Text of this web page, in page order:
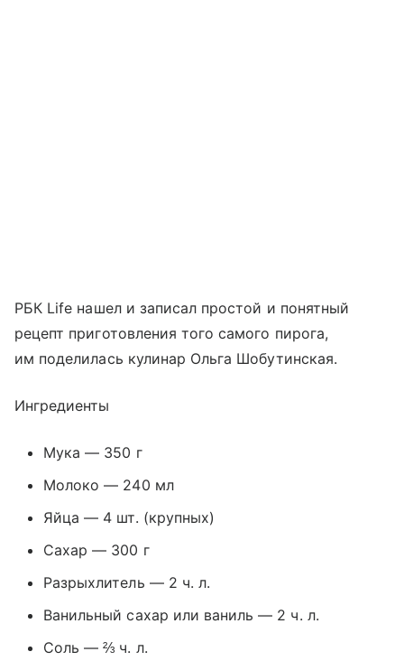
РБК Life нашел и записал простой и понятный
рецепт приготовления того самого пирога,
им поделилась кулинар Ольга Шобутинская.
Ингредиенты
Мука — 350 г
Молоко — 240 мл
Яйца — 4 шт. (крупных)
Сахар — 300 г
Разрыхлитель — 2 ч. л.
Ванильный сахар или ваниль — 2 ч. л.
Соль — ⅔ ч. л.